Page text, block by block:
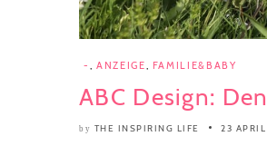
- , ANZEIGE, FAMILIE&BABY
ABC Design:
by THE INSPIRING LIFE 23 APRIL